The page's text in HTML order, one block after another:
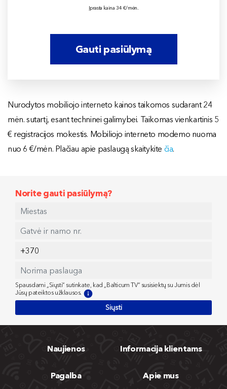
Įprasta kaina 34 €/mėn.
Gauti pasiūlymą
Nurodytos mobiliojo interneto kainos taikomos sudarant 24
mėn. sutartį, esant techninei galimybei. Taikomas vienkartinis 5
€ registracijos mokestis. Mobiliojo interneto modemo nuoma
nuo 6 €/mėn. Plačiau apie paslaugą skaitykite čia.
Norite gauti pasiūlymą?
Spausdami „Siųsti“ sutinkate, kad „Balticum TV“ susisiektų su Jumis dėl
Jūsų pateiktos užklausos.
Siųsti
Naujienos Informacija klientams
Pagalba Apie mus